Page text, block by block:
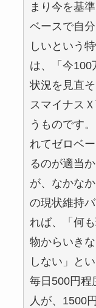
まり今を基
ベースで自
しいという
は、「今100
状況を見直
スマイナス
うものです
れてゼロベ
るのが適当
が、なかな
の現状維持
れば、「何
物からいき
しない」と
毎日500円程
人が、1500